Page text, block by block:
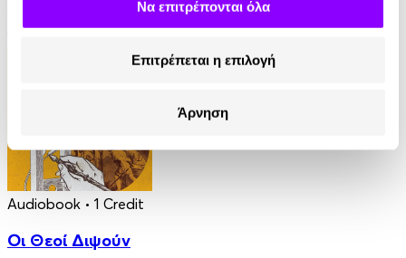
Να επιτρέπονται όλα
Επιτρέπεται η επιλογή
Άρνηση
James Fenimore Cooper
Audiobook • 1 Credit
Οι Θεοί Διψούν